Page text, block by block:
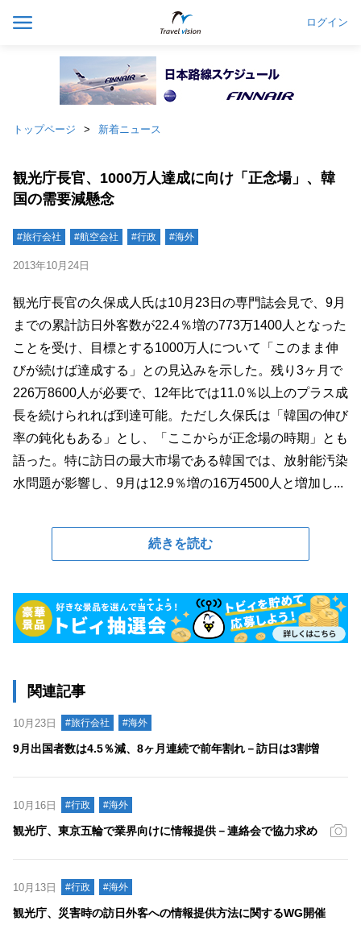
ログイン
トップページ 新着ニュース
観光庁長官、1000万人達成に向け「正念場」、韓
国の需要減懸念
#旅行会社 #航空会社 #行政 #海外
2013年10月24日
観光庁長官の久保成人氏は10月23日の専門誌会見で、9月
までの累計訪日外客数が22.4％増の773万1400人となった
ことを受け、目標とする1000万人について「このまま伸
びが続けば達成する」との見込みを示した。残り3ヶ月で
226万8600人が必要で、12年比では11.0％以上のプラス成
長を続けられれば到達可能。ただし久保氏は「韓国の伸び
率の鈍化もある」とし、「ここからが正念場の時期」とも
語った。特に訪日の最大市場である韓国では、放射能汚染
水問題が影響し、9月は12.9％増の16万4500人と増加し...
続きを読む
関連記事
10月23日 #旅行会社 #海外
9月出国者数は4.5％減、8ヶ月連続で前年割れ－訪日は3割増
10月16日 #行政 #海外
観光庁、東京五輪で業界向けに情報提供－連絡会で協力求め
10月13日 #行政 #海外
観光庁、災害時の訪日外客への情報提供方法に関するWG開催